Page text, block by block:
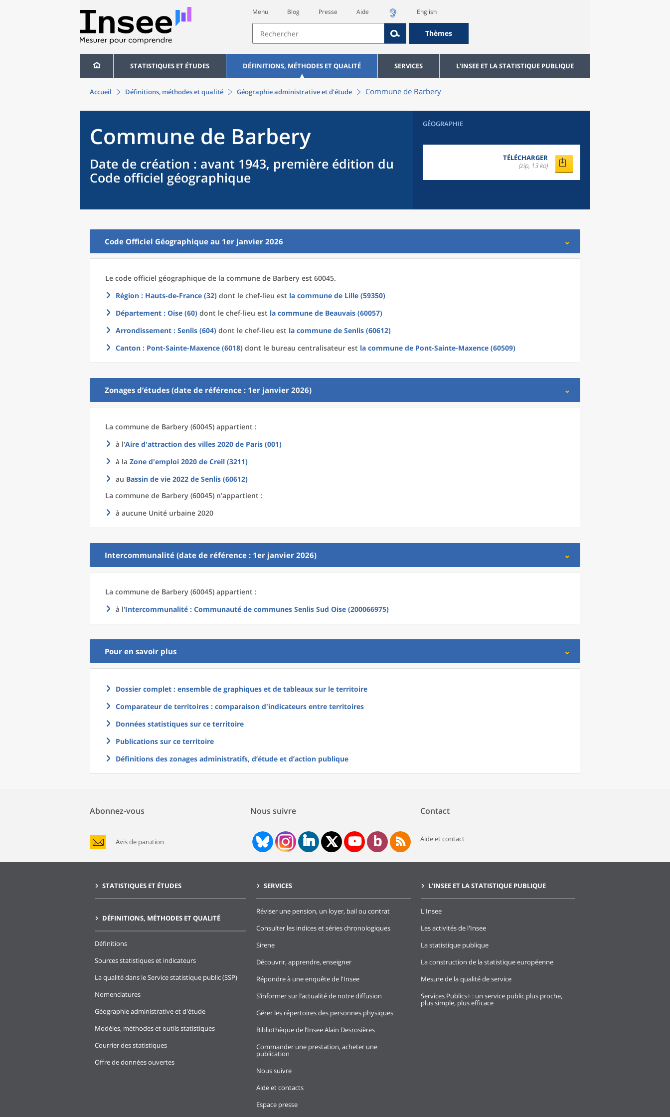
Menu Blog Presse Aide English
Thèmes
STATISTIQUES ET ÉTUDES DÉFINITIONS, MÉTHODES ET QUALITÉ SERVICES L'INSEE ET LA STATISTIQUE PUBLIQUE
Accueil Définitions, méthodes et qualité Géographie administrative et d’étude Commune de Barbery
Commune de Barbery
Date de création : avant 1943, première édition du
Code officiel géographique
GÉOGRAPHIE
TÉLÉCHARGER
(zip, 13 ko)
Code Officiel Géographique au 1er janvier 2026
Le code officiel géographique de la commune de Barbery est 60045.
Région : Hauts-de-France (32) dont le chef-lieu est la commune de Lille (59350)
Département : Oise (60) dont le chef-lieu est la commune de Beauvais (60057)
Arrondissement : Senlis (604) dont le chef-lieu est la commune de Senlis (60612)
Canton : Pont-Sainte-Maxence (6018) dont le bureau centralisateur est la commune de Pont-Sainte-Maxence (60509)
Zonages d’études (date de référence : 1er janvier 2026)
La commune de Barbery (60045) appartient :
à l'Aire d'attraction des villes 2020 de Paris (001)
à la Zone d'emploi 2020 de Creil (3211)
au Bassin de vie 2022 de Senlis (60612)
La commune de Barbery (60045) n’appartient :
à aucune Unité urbaine 2020
Intercommunalité (date de référence : 1er janvier 2026)
La commune de Barbery (60045) appartient :
à l'Intercommunalité : Communauté de communes Senlis Sud Oise (200066975)
Pour en savoir plus
Dossier complet : ensemble de graphiques et de tableaux sur le territoire
Comparateur de territoires : comparaison d'indicateurs entre territoires
Données statistiques sur ce territoire
Publications sur ce territoire
Définitions des zonages administratifs, d’étude et d’action publique
Abonnez-vous
Avis de parution
Nous suivre Contact
Aide et contact
STATISTIQUES ET ÉTUDES
DÉFINITIONS, MÉTHODES ET QUALITÉ
Définitions
Sources statistiques et indicateurs
La qualité dans le Service statistique public (SSP)
Nomenclatures
Géographie administrative et d'étude
Modèles, méthodes et outils statistiques
Courrier des statistiques
Offre de données ouvertes
SERVICES
Réviser une pension, un loyer, bail ou contrat
Consulter les indices et séries chronologiques
Sirene
Découvrir, apprendre, enseigner
Répondre à une enquête de l'Insee
S’informer sur l’actualité de notre diffusion
Gérer les répertoires des personnes physiques
Bibliothèque de l’Insee Alain Desrosières
Commander une prestation, acheter une
publication
Nous suivre
Aide et contacts
Espace presse
L'INSEE ET LA STATISTIQUE PUBLIQUE
L'Insee
Les activités de l'Insee
La statistique publique
La construction de la statistique européenne
Mesure de la qualité de service
Services Publics+ : un service public plus proche,
plus simple, plus efficace